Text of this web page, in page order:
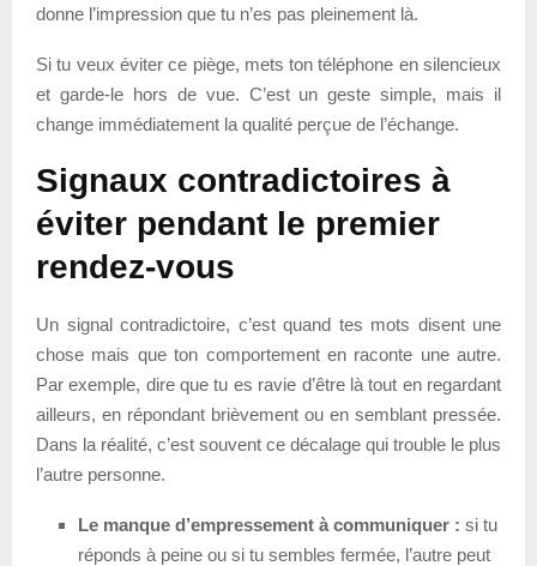
donne l’impression que tu n’es pas pleinement là.
Si tu veux éviter ce piège, mets ton téléphone en silencieux
et garde-le hors de vue. C’est un geste simple, mais il
change immédiatement la qualité perçue de l’échange.
Signaux contradictoires à
éviter pendant le premier
rendez-vous
Un signal contradictoire, c’est quand tes mots disent une
chose mais que ton comportement en raconte une autre.
Par exemple, dire que tu es ravie d’être là tout en regardant
ailleurs, en répondant brièvement ou en semblant pressée.
Dans la réalité, c’est souvent ce décalage qui trouble le plus
l’autre personne.
Le manque d’empressement à communiquer : si tu
réponds à peine ou si tu sembles fermée, l’autre peut